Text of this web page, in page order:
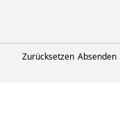
Zurücksetzen Absenden